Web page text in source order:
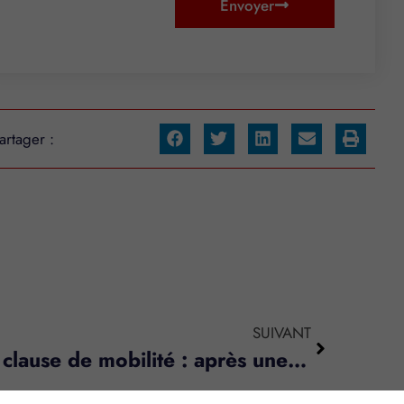
Personnalisez vos préférences pour
Envoyer
:
SUIVANT
Mise en œuvre de la clause de mobilité : après une visite médicale ?